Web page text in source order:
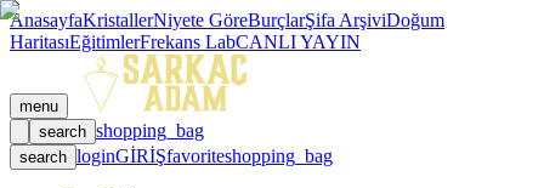
AnasayfaKristallerNiyete GöreBurçlarŞifa ArşiviDoğum
HaritasıEğitimlerFrekans LabCANLI YAYIN
menu
search shopping_bag
search loginGİRİŞfavoriteshopping_bag